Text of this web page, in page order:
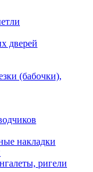
дверей
(бабочки),
накладки
ригели